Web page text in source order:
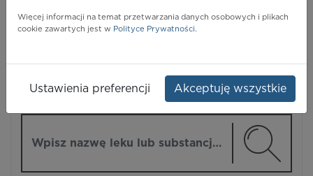
Więcej informacji na temat przetwarzania danych osobowych i plikach
cookie zawartych jest w Polityce Prywatności.
Ustawienia preferencji Akceptuję wszystkie